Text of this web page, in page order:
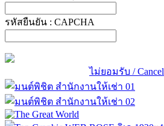
รหัสยืนยัน : CAPCHA
ไม่ยอมรับ / Cancel